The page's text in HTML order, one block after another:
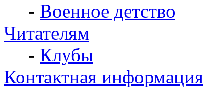
- Военное детство
Читателям
- Клубы
Контактная информация